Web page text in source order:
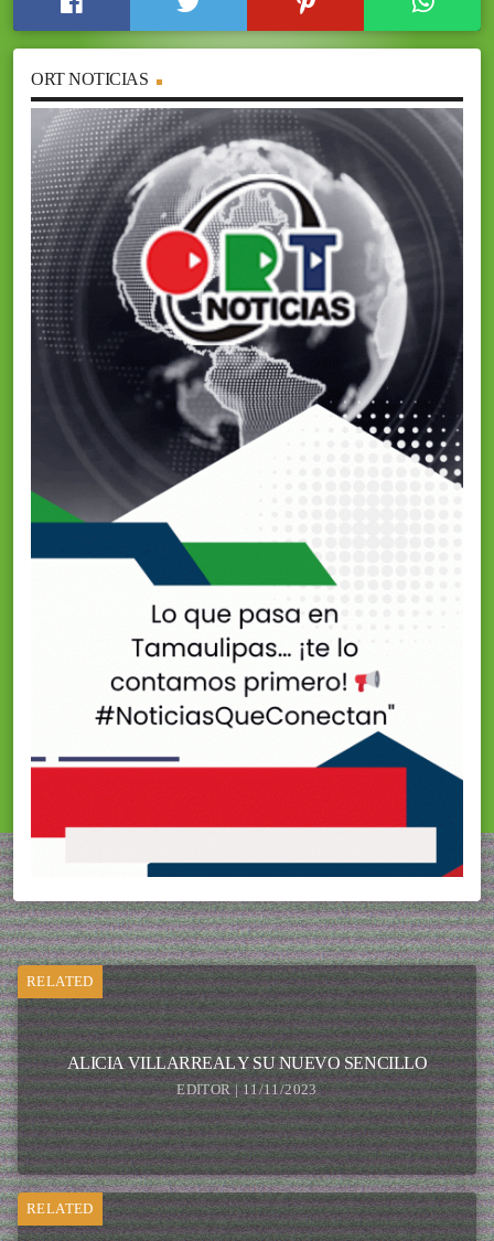
ORT NOTICIAS
RELATED
ALICIA VILLARREAL Y SU NUEVO SENCILLO
EDITOR | 11/11/2023
RELATED